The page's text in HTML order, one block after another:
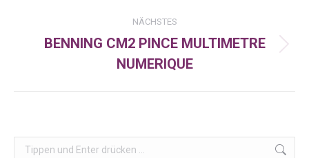
NÄCHSTES
Nächster
Beitrag:
BENNING CM2 PINCE MULTIMETRE
NUMERIQUE
Search: